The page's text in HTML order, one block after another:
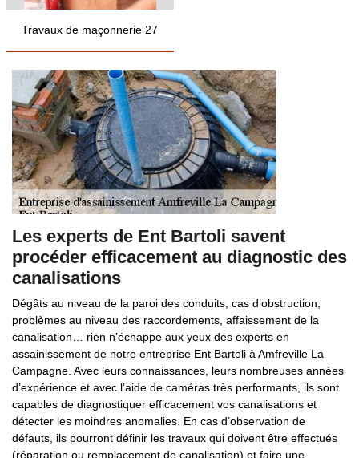
Travaux de maçonnerie 27
Les experts de Ent Bartoli savent
procéder efficacement au diagnostic des
canalisations
Dégâts au niveau de la paroi des conduits, cas d’obstruction,
problèmes au niveau des raccordements, affaissement de la
canalisation… rien n’échappe aux yeux des experts en
assainissement de notre entreprise Ent Bartoli à Amfreville La
Campagne. Avec leurs connaissances, leurs nombreuses années
d’expérience et avec l’aide de caméras très performants, ils sont
capables de diagnostiquer efficacement vos canalisations et
détecter les moindres anomalies. En cas d’observation de
défauts, ils pourront définir les travaux qui doivent être effectués
(réparation ou remplacement de canalisation) et faire une